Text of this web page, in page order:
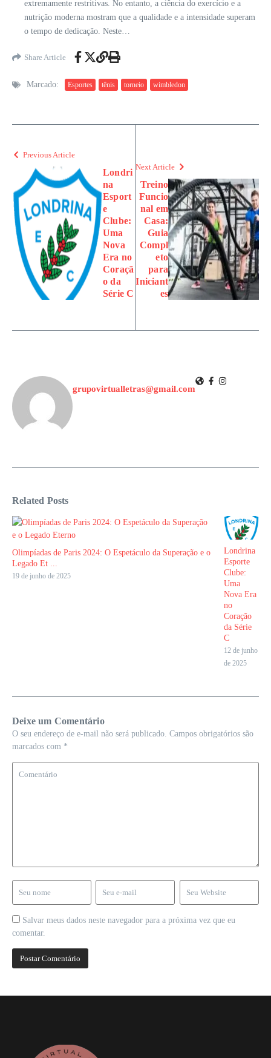
extremamente restritivas. No entanto, a ciência do exercício e a
nutrição moderna mostram que a qualidade e a intensidade superam
o tempo de dedicação. Neste…
Share Article
Marcado: Esportes tênis torneio wimbledon
Previous Article
Londri
na
Esport
e
Clube:
Uma
Nova
Era no
Coraçã
o da
Série C
Next Article
Treino
Funcio
nal em
Casa:
Guia
Compl
eto
para
Iniciant
es
grupovirtualletras@gmail.com
Related Posts
Olimpíadas de Paris 2024: O Espetáculo da Superação e o
Legado Et ...
19 de junho de 2025
Londrina
Esporte
Clube:
Uma
Nova Era
no
Coração
da Série
C
12 de junho
de 2025
Deixe um Comentário
O seu endereço de e-mail não será publicado. Campos obrigatórios são
marcados com *
Salvar meus dados neste navegador para a próxima vez que eu
comentar.